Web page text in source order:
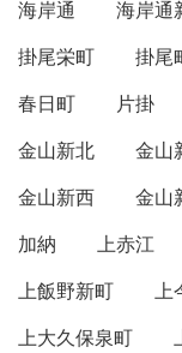
海岸通 海岸通
掛尾栄町
掛尾
春日町
片掛
金山新北
金山
金山新西
金山
加納
上赤江
上飯野新町
上
上大久保泉町